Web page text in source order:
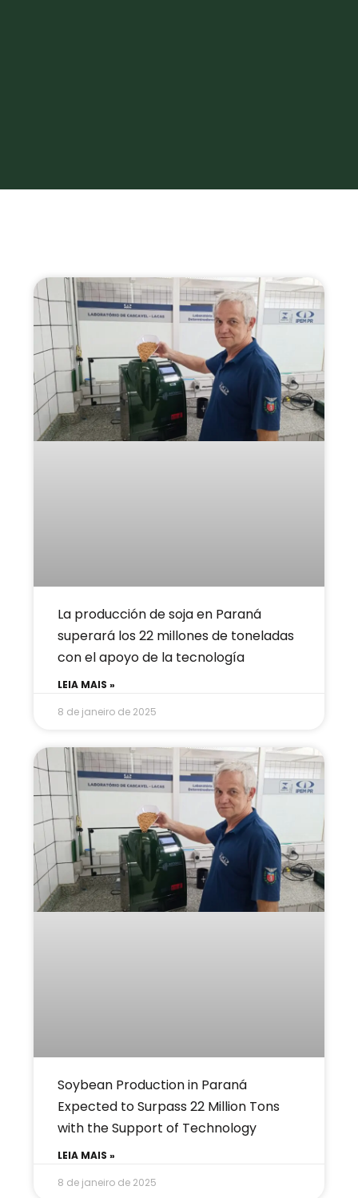
La producción de soja en Paraná
superará los 22 millones de toneladas
con el apoyo de la tecnología
LEIA MAIS »
8 de janeiro de 2025
Soybean Production in Paraná
Expected to Surpass 22 Million Tons
with the Support of Technology
LEIA MAIS »
8 de janeiro de 2025